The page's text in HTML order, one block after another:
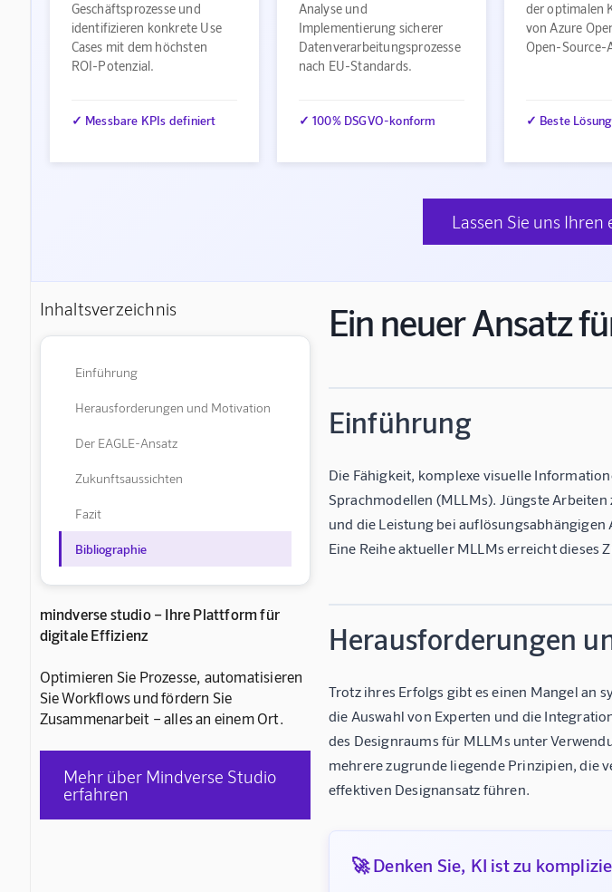
Geschäftsprozesse und
identifizieren konkrete Use
Cases mit dem höchsten
ROI-Potenzial.
✓ Messbare KPIs definiert
Analyse und
Implementierung sicherer
Datenverarbeitungsprozesse
nach EU-Standards.
✓ 100% DSGVO-konform
der optimalen
von Azure
Open-Source-
✓ Beste
Lassen Sie uns
Inhaltsverzeichnis
Einführung
Herausforderungen und Motivation
Der EAGLE-Ansatz
Zukunftsaussichten
Fazit
Bibliographie
mindverse studio – Ihre Plattform für
digitale Effizienz
Optimieren Sie Prozesse, automatisieren
Sie Workflows und fördern Sie
Zusammenarbeit – alles an einem Ort.
Mehr über Mindverse Studio
erfahren
Ein neuer Ansatz
Einführung
Die Fähigkeit, komplexe visuelle
Sprachmodellen (MLLMs). Jüngste
und die Leistung bei
Eine Reihe aktueller MLLMs erreicht dieses
Herausforderungen
Trotz ihres Erfolgs gibt es einen Mangel an
die Auswahl von Experten und die
des Designraums für MLLMs unter
mehrere zugrunde liegende Prinzipien, die
effektiven Designansatz führen.
🚀 Denken Sie, KI ist zu